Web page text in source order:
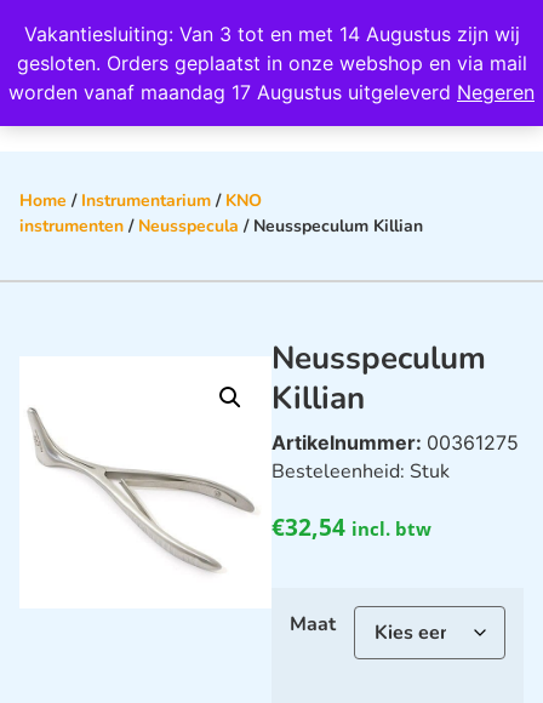
Vakantiesluiting: Van 3 tot en met 14 Augustus zijn wij
gesloten. Orders geplaatst in onze webshop en via mail
worden vanaf maandag 17 Augustus uitgeleverd Negeren
Wij scoren een 4,8 op Google
Home / Instrumentarium / KNO
instrumenten / Neusspecula / Neusspeculum Killian
Neusspeculum
Killian
Artikelnummer: 00361275
Besteleenheid: Stuk
€32,54 incl. btw
Maat